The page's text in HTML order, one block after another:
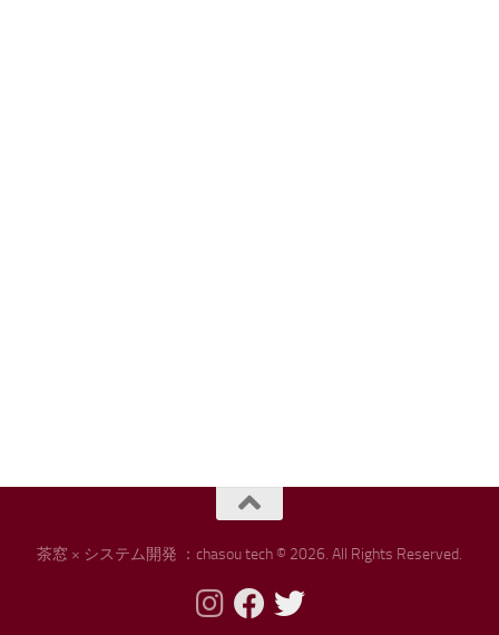
茶窓 × システム開発 ：chasou tech © 2026. All Rights Reserved.